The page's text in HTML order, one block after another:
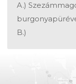
A.)
B.)